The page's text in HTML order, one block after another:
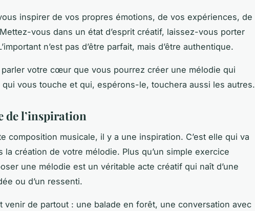
inspirer de vos propres émotions, de vos expériences, de
vous dans un état d’esprit créatif, laissez-vous porter
n’est pas d’être parfait, mais d’être authentique.
parler votre cœur que vous pourrez créer une mélodie qui
vous touche et qui, espérons-le, touchera aussi les autres.
de l’inspiration
composition musicale, il y a une inspiration. C’est elle qui va
la création de votre mélodie. Plus qu’un simple exercice
une mélodie est un véritable acte créatif qui naît d’une
ou d’un ressenti.
venir de partout : une balade en forêt, une conversation avec